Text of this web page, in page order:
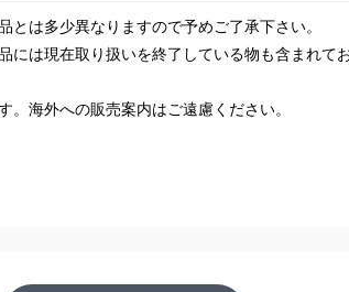
は多少異なりますので予めご了承下さい。
には現在取り扱いを終了している物も含まれて
海外への販売案内はご遠慮ください。